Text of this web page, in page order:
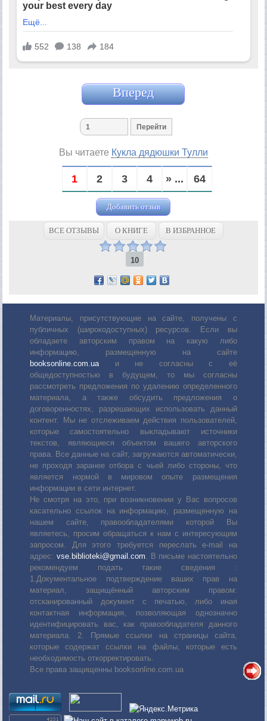
Вперед
Вы читаете Кукла дядюшки Тулли
1 2 3 4 » ... 64
Добавить отзыв
ВСЕ ОТЗЫВЫ О КНИГЕ В ИЗБРАННОЕ
10
Материалы, присутствующие на сайте, получены с
публичных (широкодоступных) ресурсов. Если вы
обладаете авторским правом на какую либо
информацию, размещенную на сайте
booksonline.com.uaи не согласны с её
общедоступностью в будущем, то мы согласны
рассмотреть предложения по удалению определенного
материала, а также обсудить предложения о
договоренностях, разрешающих использовать данный
контент. Мы не отслеживаем действия пользователей,
которые самостоятельно выкладывают источники
текстов, являющиеся объектом вашего авторского
права. Все данные на сайт, загружаются автоматически,
не проходя заранее отбора с чьей либо стороны, что
является нормой в мировом опыте размещения
информации в сети интернет.
Не смотря на это, при возникновении у Вас вопросов
касательно ссылок на информацию, размещенную на
нашем сайте, правообладателями которой Вы
являетесь, просим обращаться к нам с интересующим
запросом. Для этого требуется переслать е-mail на
адрес: vse.biblioteki@gmail.com. В письме настоятельно
рекомендуем подать такие сведения :
1.Документальное подтверждение ваших прав на
материал, защищённый авторским правом:
отсканированный документ с печатью, либо иная
контактная информация, позволяющая однозначно
идентифицировать вас, как правообладателя данного
материала. 2. Прямые ссылки на страницы сайта,
которые содержат ссылки на файлы, которые есть
необходимость откорректировать.
Все права защищенны booksonline.com.ua